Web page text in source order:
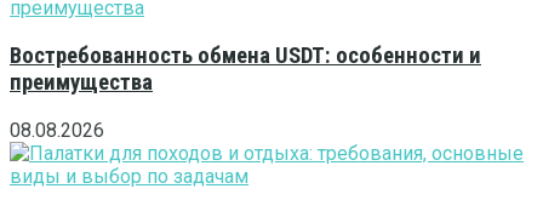
Востребованность обмена USDT: особенности и
преимущества
08.08.2026